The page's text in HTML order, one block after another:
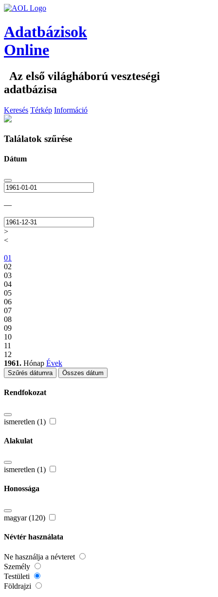
Adatbázisok
Online
Az első világháború veszteségi
adatbázisa
Keresés Térkép Információ
Találatok szűrése
Dátum
—
>
<
01
02
03
04
05
06
07
08
09
10
11
12
1961. Hónap Évek
Szűrés dátumra Összes dátum
Rendfokozat
ismeretlen (1)
Alakulat
ismeretlen (1)
Honossága
magyar (120)
Névtér használata
Ne használja a névteret
Személy
Testületi
Földrajzi